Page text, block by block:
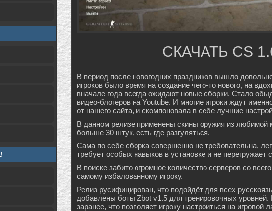
СКАЧАТЬ CS
В период после новогодних праздников вышло
игроков было время на создание чего-то нового, на
вначале года всегда ожидают новые сборки. Стало
видео-блогеров на Youtube. И многие игроки ждут
от нашего сайта, и скомпоновала в себе лучшие
В данном релизе применены скины оружия из любимой
больше 30 штук, есть где разгуляться.
Сама по себе сборка совершенно не требовательна,
требует особых навыков в установке и не перегружает
В поиске забито огромное количество серверов со
самому избалованному игроку.
Релиз русифицирован, что подойдёт для всех
добавлены боты Zbot v1.5 для тренировочных
заранее, что позволяет игроку настроиться на